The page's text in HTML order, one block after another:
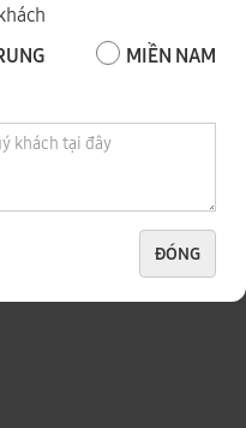
MIỀN NAM
ĐÓNG
Phố 9, P. Long Bình, Tỉnh